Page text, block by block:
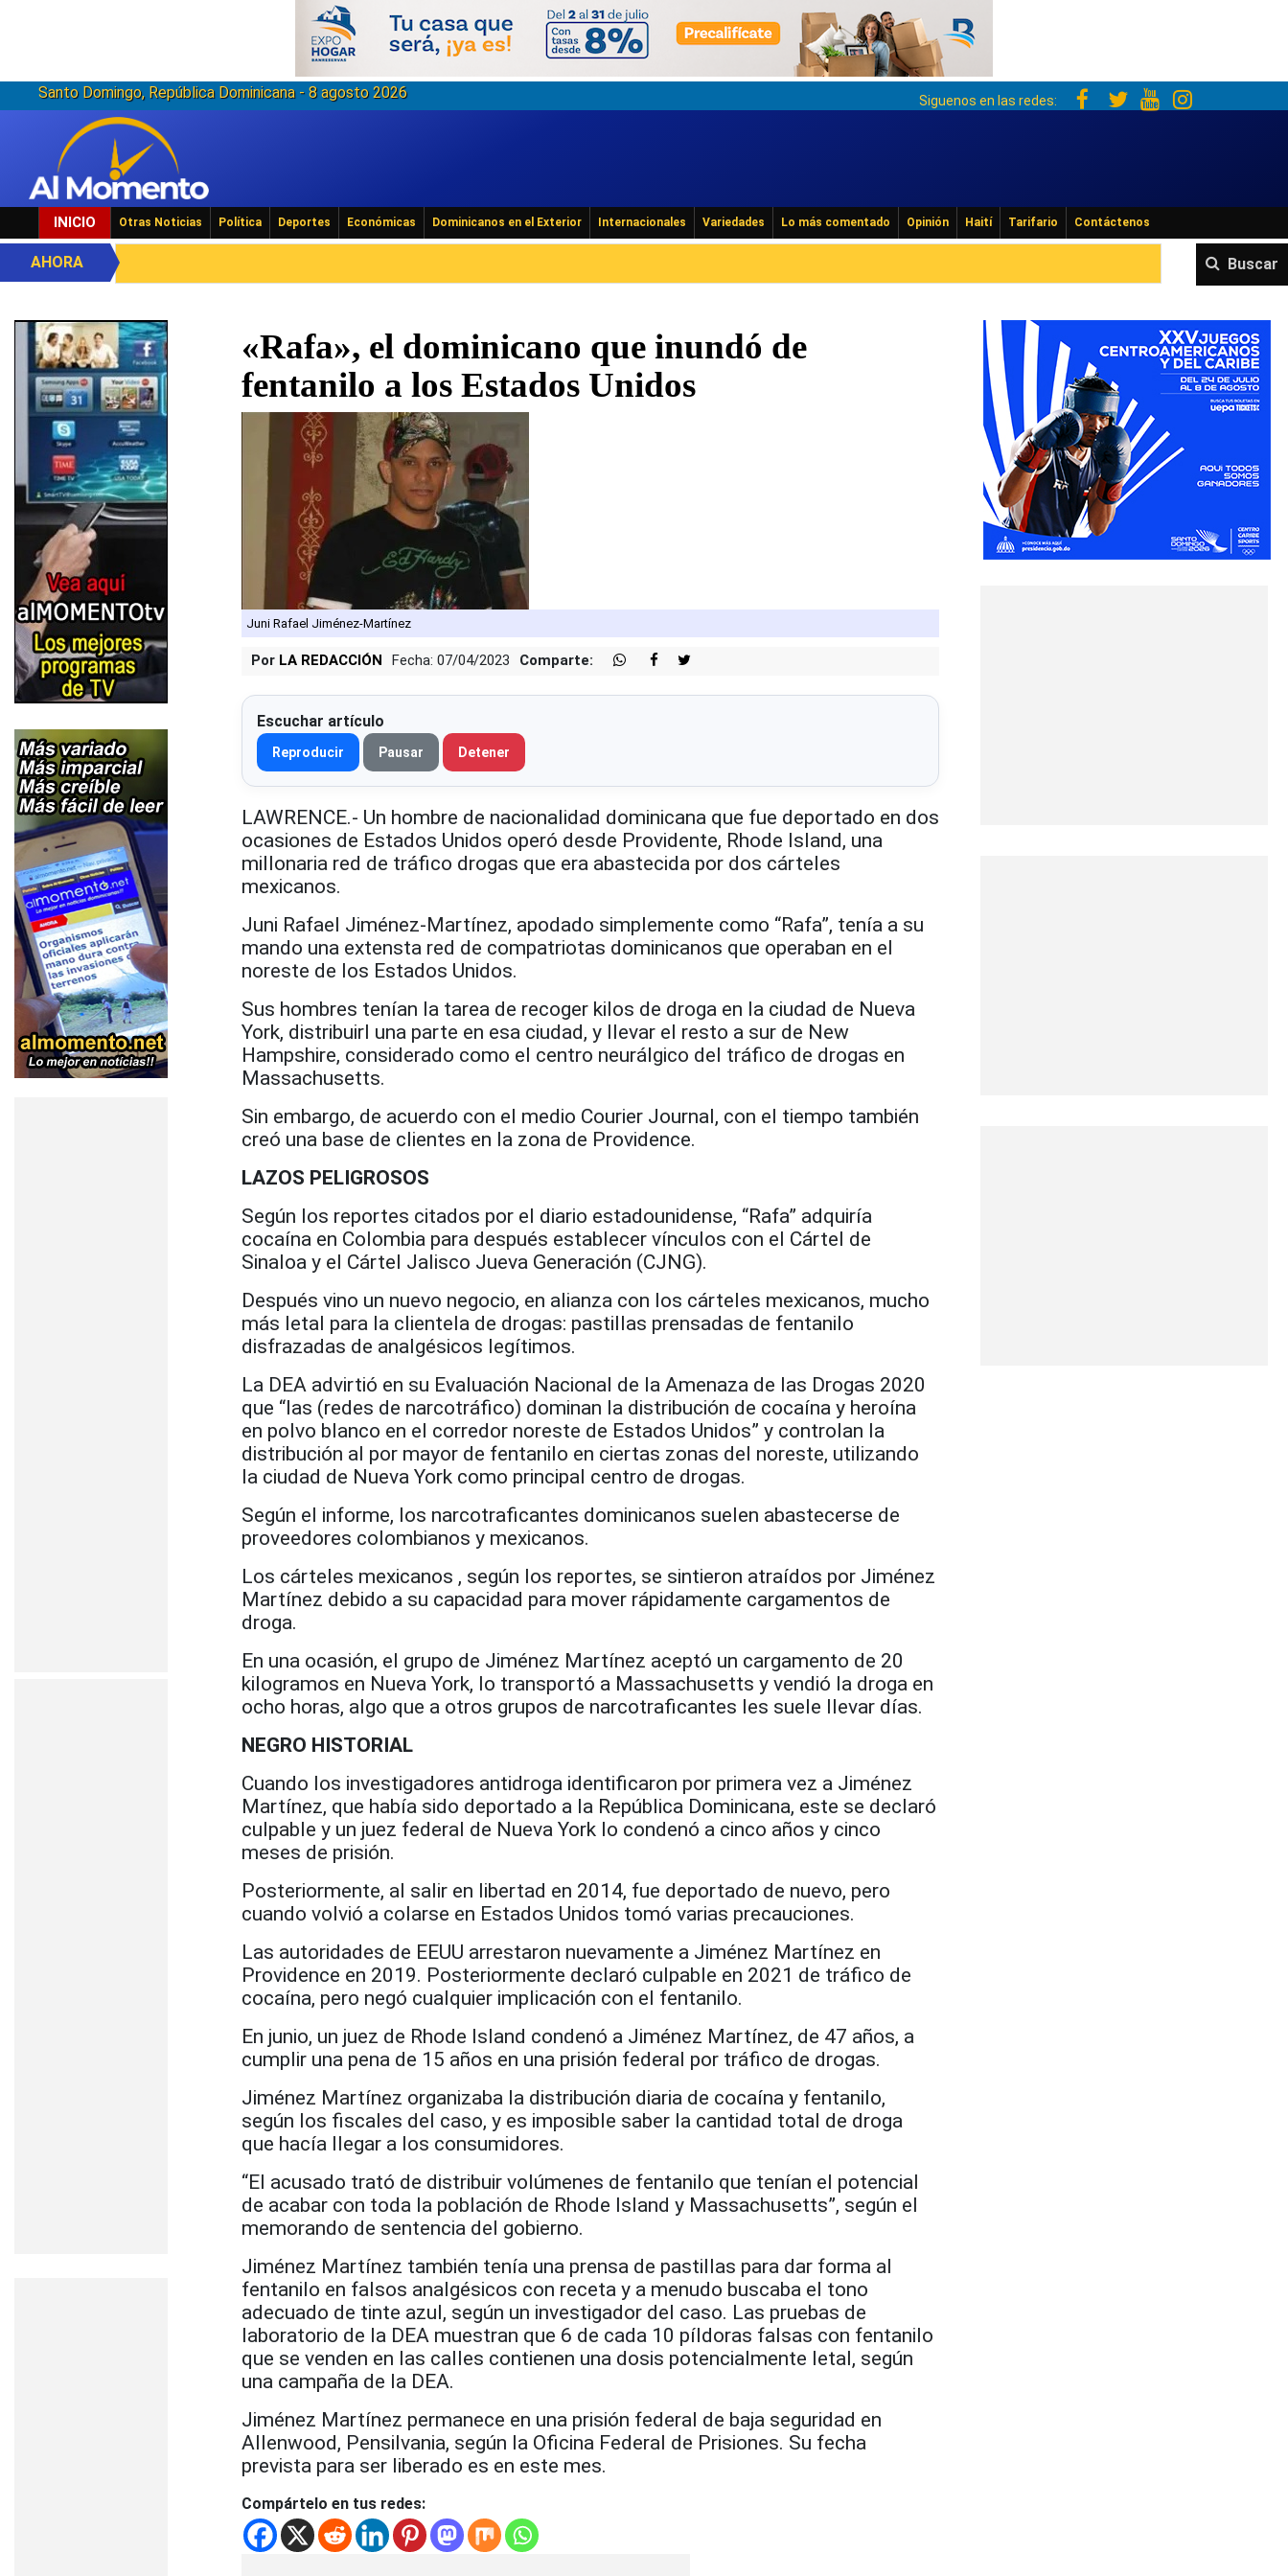
Santo Domingo, República Dominicana - 8 agosto 2026 Siguenos en las redes:
INICIO Otras Noticias Política Deportes Económicas Dominicanos en el Exterior Internacionales Variedades Lo más comentado Opinión Haití Tarifario Contáctenos
Buscar
AHORA
«Rafa», el dominicano que inundó de
fentanilo a los Estados Unidos
Juni Rafael Jiménez-Martínez
Por LA REDACCIÓN Fecha: 07/04/2023 Comparte:
Escuchar artículo
Reproducir Pausar Detener
LAWRENCE.- Un hombre de nacionalidad dominicana que fue deportado en dos
ocasiones de Estados Unidos operó desde Providente, Rhode Island, una
millonaria red de tráfico drogas que era abastecida por dos cárteles
mexicanos.
Juni Rafael Jiménez-Martínez, apodado simplemente como “Rafa”, tenía a su
mando una extensta red de compatriotas dominicanos que operaban en el
noreste de los Estados Unidos.
Sus hombres tenían la tarea de recoger kilos de droga en la ciudad de Nueva
York, distribuirl una parte en esa ciudad, y llevar el resto a sur de New
Hampshire, considerado como el centro neurálgico del tráfico de drogas en
Massachusetts.
Sin embargo, de acuerdo con el medio Courier Journal, con el tiempo también
creó una base de clientes en la zona de Providence.
LAZOS PELIGROSOS
Según los reportes citados por el diario estadounidense, “Rafa” adquiría
cocaína en Colombia para después establecer vínculos con el Cártel de
Sinaloa y el Cártel Jalisco Jueva Generación (CJNG).
Después vino un nuevo negocio, en alianza con los cárteles mexicanos, mucho
más letal para la clientela de drogas: pastillas prensadas de fentanilo
disfrazadas de analgésicos legítimos.
La DEA advirtió en su Evaluación Nacional de la Amenaza de las Drogas 2020
que “las (redes de narcotráfico) dominan la distribución de cocaína y heroína
en polvo blanco en el corredor noreste de Estados Unidos” y controlan la
distribución al por mayor de fentanilo en ciertas zonas del noreste, utilizando
la ciudad de Nueva York como principal centro de drogas.
Según el informe, los narcotraficantes dominicanos suelen abastecerse de
proveedores colombianos y mexicanos.
Los cárteles mexicanos , según los reportes, se sintieron atraídos por Jiménez
Martínez debido a su capacidad para mover rápidamente cargamentos de
droga.
En una ocasión, el grupo de Jiménez Martínez aceptó un cargamento de 20
kilogramos en Nueva York, lo transportó a Massachusetts y vendió la droga en
ocho horas, algo que a otros grupos de narcotraficantes les suele llevar días.
NEGRO HISTORIAL
Cuando los investigadores antidroga identificaron por primera vez a Jiménez
Martínez, que había sido deportado a la República Dominicana, este se declaró
culpable y un juez federal de Nueva York lo condenó a cinco años y cinco
meses de prisión.
Posteriormente, al salir en libertad en 2014, fue deportado de nuevo, pero
cuando volvió a colarse en Estados Unidos tomó varias precauciones.
Las autoridades de EEUU arrestaron nuevamente a Jiménez Martínez en
Providence en 2019. Posteriormente declaró culpable en 2021 de tráfico de
cocaína, pero negó cualquier implicación con el fentanilo.
En junio, un juez de Rhode Island condenó a Jiménez Martínez, de 47 años, a
cumplir una pena de 15 años en una prisión federal por tráfico de drogas.
Jiménez Martínez organizaba la distribución diaria de cocaína y fentanilo,
según los fiscales del caso, y es imposible saber la cantidad total de droga
que hacía llegar a los consumidores.
“El acusado trató de distribuir volúmenes de fentanilo que tenían el potencial
de acabar con toda la población de Rhode Island y Massachusetts”, según el
memorando de sentencia del gobierno.
Jiménez Martínez también tenía una prensa de pastillas para dar forma al
fentanilo en falsos analgésicos con receta y a menudo buscaba el tono
adecuado de tinte azul, según un investigador del caso. Las pruebas de
laboratorio de la DEA muestran que 6 de cada 10 píldoras falsas con fentanilo
que se venden en las calles contienen una dosis potencialmente letal, según
una campaña de la DEA.
Jiménez Martínez permanece en una prisión federal de baja seguridad en
Allenwood, Pensilvania, según la Oficina Federal de Prisiones. Su fecha
prevista para ser liberado es en este mes.
Compártelo en tus redes: